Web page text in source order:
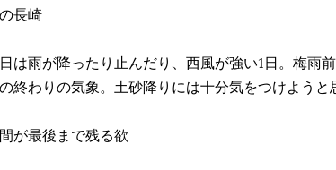
長崎
は雨が降ったり止んだり、西風が強い1日。梅雨
終わりの気象。土砂降りには十分気をつけようと
が最後まで残る欲